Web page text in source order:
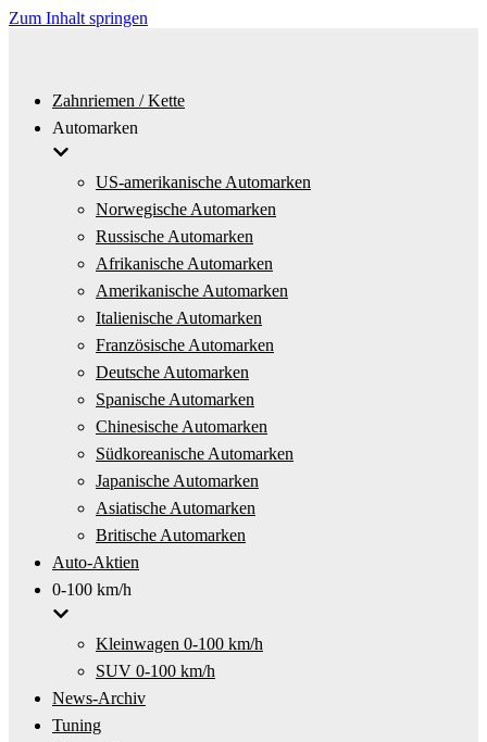
Zum Inhalt springen
Zahnriemen / Kette
Automarken
US-amerikanische Automarken
Norwegische Automarken
Russische Automarken
Afrikanische Automarken
Amerikanische Automarken
Italienische Automarken
Französische Automarken
Deutsche Automarken
Spanische Automarken
Chinesische Automarken
Südkoreanische Automarken
Japanische Automarken
Asiatische Automarken
Britische Automarken
Auto-Aktien
0-100 km/h
Kleinwagen 0-100 km/h
SUV 0-100 km/h
News-Archiv
Tuning